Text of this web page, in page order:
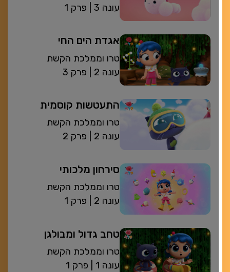
פרק 1
| עונה 3
אגדת הים החי
טרו וממלכת הקשת
פרק 3
| עונה 2
התעטשות קוסמית
טרו וממלכת הקשת
פרק 2
| עונה 2
סירחון מלכותי
טרו וממלכת הקשת
פרק 1
| עונה 2
טחב גדול ומבולגן
טרו וממלכת הקשת
פרק 1
| עונה 1